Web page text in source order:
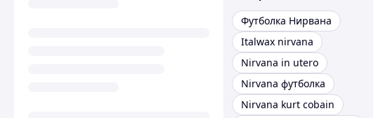
Футболка Нирвана
Italwax nirvana
Nirvana in utero
Nirvana футболка
Nirvana kurt cobain